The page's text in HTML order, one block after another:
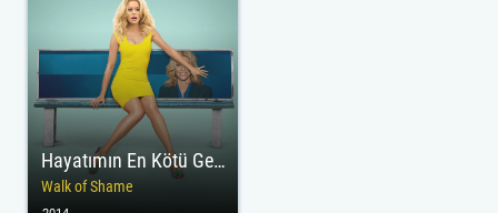
Hayatımın En Kötü Gecesi
Walk of Shame